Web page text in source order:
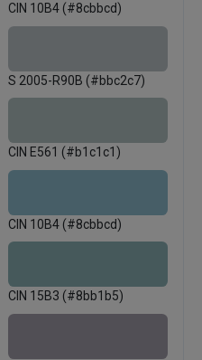
CIN 10B4 (#8cbbcd)
S 2005-R90B (#bbc2c7)
CIN E561 (#b1c1c1)
CIN 10B4 (#8cbbcd)
CIN 15B3 (#8bb1b5)